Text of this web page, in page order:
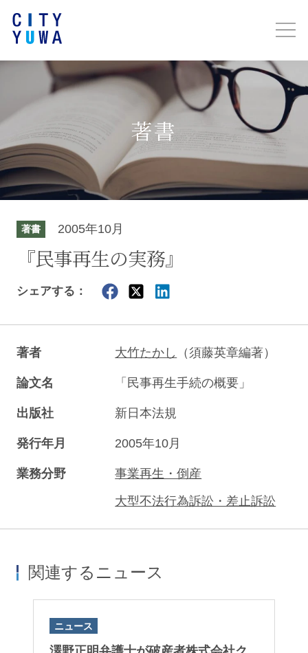
著書
著書 2005年10月
『民事再生の実務』
シェアする：
著者 大竹たかし （須藤英章編著）
論文名 「民事再生手続の概要」
出版社 新日本法規
発行年月 2005年10月
業務分野 事業再生・倒産
大型不法行為訴訟・差止訴訟
関連するニュース
ニュース